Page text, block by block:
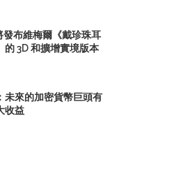
發布維梅爾《戴珍珠耳
的 3D 和擴增實境版本
未來的加密貨幣巨頭有
收益